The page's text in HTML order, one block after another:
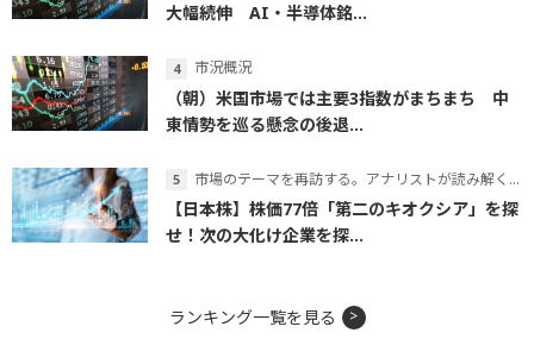
大幅続伸 AI・半導体銘...
市況概況
（朝）米国市場では主要3指数がまちまち 中
東情勢を巡る懸念の後退...
市場のテーマを再訪する。アナリストが読み解くテーマの本質
【日本株】株価77倍「第二のキオクシア」を探
せ！次の大化け企業を探...
ランキング一覧を見る